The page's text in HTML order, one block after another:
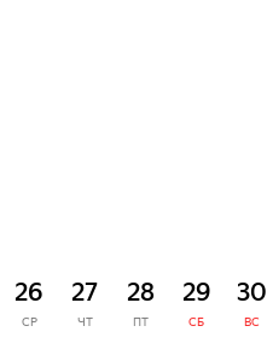
26
СР
27
ЧТ
28
ПТ
29
СБ
30
ВС